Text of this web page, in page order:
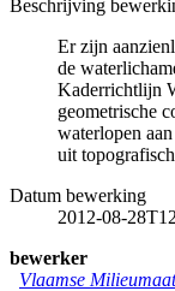
Beschrijving
Er zijn
de
Kaderrichtlijn
geometrische
waterlopen
uit
Datum bewerking
2012-08-
bewerker
Vlaamse